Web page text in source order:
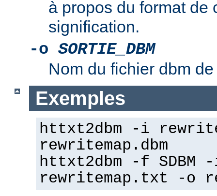
à propos du format de
signification.
-o SORTIE_DBM
Nom du fichier dbm
Exemples
httxt2dbm -i
rewritemap.dbm
httxt2dbm -f SDBM
rewritemap.txt -o